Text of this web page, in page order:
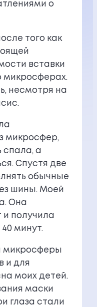
о
того как
вставки
микросферах.
несмотря на
микросфер,
спала, а
Спустя две
обычные
шины. Моей
Она
и получила
минут.
микросферы
и для
моих детей.
маски
глаза стали